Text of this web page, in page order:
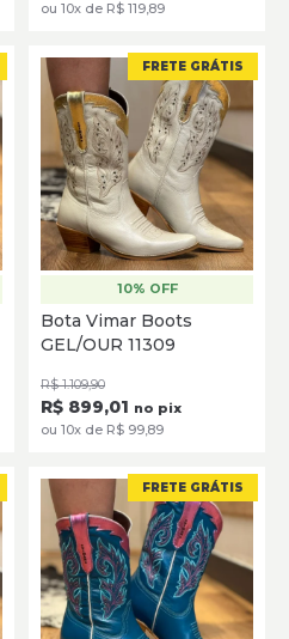
ou 10x de R$ 119,89
37 38
SELECIONE
FRETE GRÁTIS
10% OFF
Bota Vimar Boots
GEL/OUR 11309
R$ 1.109,90
R$ 899,01 no pix
ou 10x de R$ 99,89
FRETE GRÁTIS